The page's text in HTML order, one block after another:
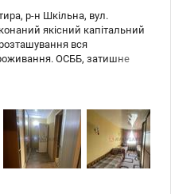
р-н Шкільна, вул.
якісний капітальний
вся
ОСББ, затишне